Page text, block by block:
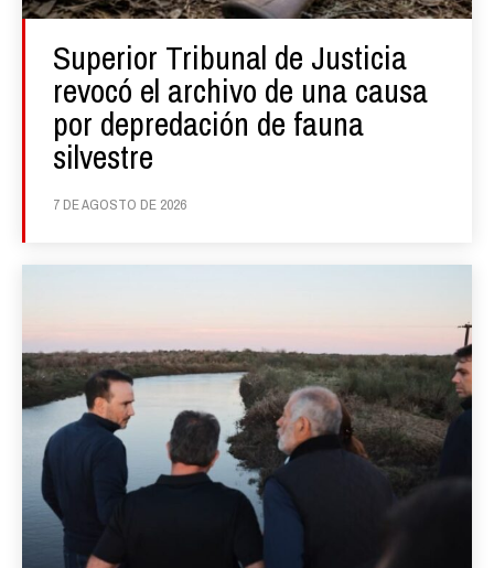
Superior Tribunal de Justicia
revocó el archivo de una causa
por depredación de fauna
silvestre
7 DE AGOSTO DE 2026